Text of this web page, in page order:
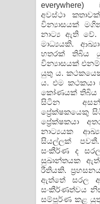
everywhere)
අවස්ථා
වින්‍යාසයක්
නාට්‍ය ඇති වේ.
මාධ්‍යයකි.
හතරක් තිබිය
වින්‍යාසයක්
යුතු ය.
ය. එම කථකයා
කෝණයක් තිබිය
සිටින
ප්‍රේක්ෂකයෙකු
ප්‍රේක්ෂකයා
නාට්‍යයක
සියල්ලක්
සංකීර්ණ ද
සුඛාන්තයක
රීතියකි.
ඇත්තේ සරල
සංකීර්ණත්වය
සම්පූර්ණ කළ යුතු